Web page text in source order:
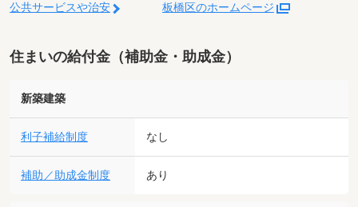
公共サービスや治安 板橋区のホームページ
住まいの給付金（補助金・助成金）
新築建築
利子補給制度 なし
補助／助成金制度 あり